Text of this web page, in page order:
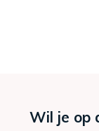
Wil je op